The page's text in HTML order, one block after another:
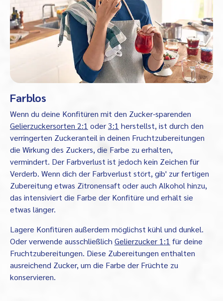
Farblos
Wenn du deine Konfitüren mit den Zucker-sparenden
Gelierzuckersorten 2:1 oder3:1 herstellst, ist durch den
verringerten Zuckeranteil in deinen Fruchtzubereitungen
die Wirkung des Zuckers, die Farbe zu erhalten,
vermindert. Der Farbverlust ist jedoch kein Zeichen für
Verderb. Wenn dich der Farbverlust stört, gib' zur fertigen
Zubereitung etwas Zitronensaft oder auch Alkohol hinzu,
das intensiviert die Farbe der Konfitüre und erhält sie
etwas länger.
Lagere Konfitüren außerdem möglichst kühl und dunkel.
Oder verwende ausschließlich Gelierzucker 1:1 für deine
Fruchtzubereitungen. Diese Zubereitungen enthalten
ausreichend Zucker, um die Farbe der Früchte zu
konservieren.